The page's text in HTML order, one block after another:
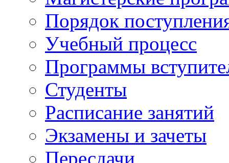
Порядок
Учебный процесс
Программы
Студенты
Расписание занятий
Экзамены и зачеты
Пересдачи